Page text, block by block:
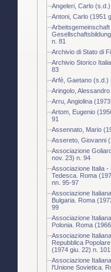
Angeleri, Carlo
Antoni, Carlo (1951
n. 81
Archivio di Stato di
Archivio Storico
83
Arfè, Gaetano (s.d.)
Aringolo,
Arru, Angiolina
Artom, Eugenio
91
Assennato, Mario
Assereto, Giovanni
Associazione
nov. 23) n. 94
Associazione Italia -
Tedesca. Roma
nn. 95-97
Associazione
Bulgaria. Roma
99
Associazione
Polonia. Roma
Associazione
Repubblica
(1974 giu. 22) n. 101
Associazione
l'Unione Sovietica.